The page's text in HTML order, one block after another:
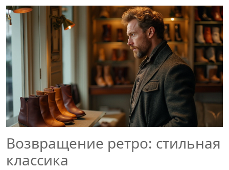
Возвращение ретро: стильная
классика